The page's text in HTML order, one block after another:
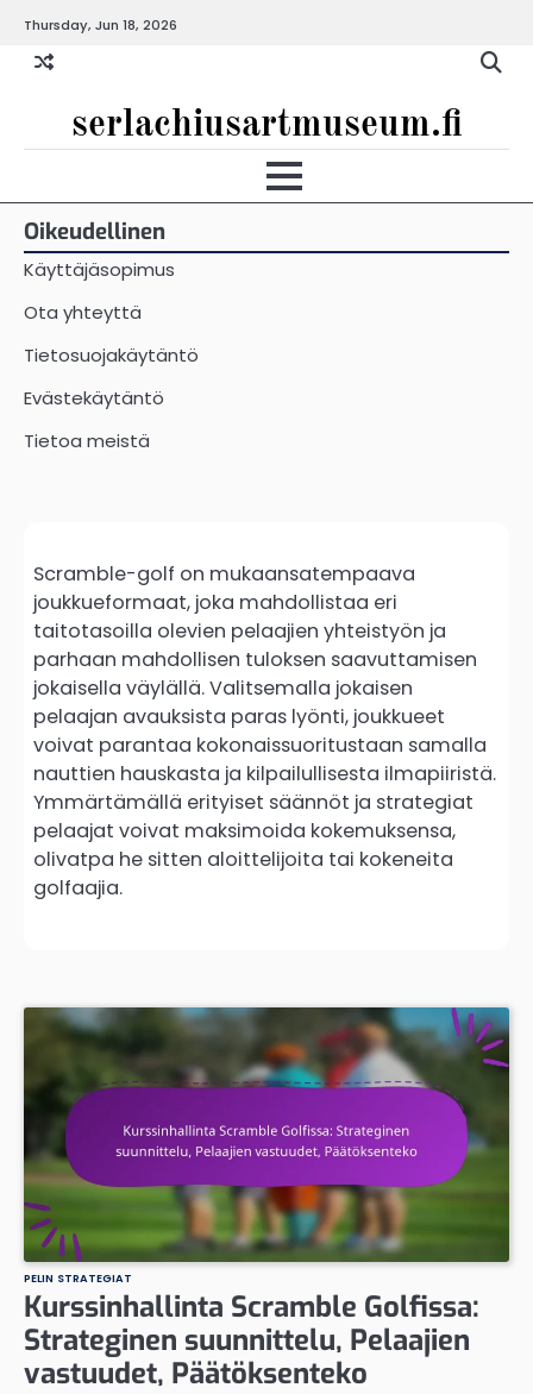
content
Thursday, Jun 18, 2026
serlachiusartmuseum.fi
Oikeudellinen
Käyttäjäsopimus
Ota yhteyttä
Tietosuojakäytäntö
Evästekäytäntö
Tietoa meistä
Scramble-golf on mukaansatempaava
joukkueformaat, joka mahdollistaa eri
taitotasoilla olevien pelaajien yhteistyön ja
parhaan mahdollisen tuloksen saavuttamisen
jokaisella väylällä. Valitsemalla jokaisen
pelaajan avauksista paras lyönti, joukkueet
voivat parantaa kokonaissuoritustaan samalla
nauttien hauskasta ja kilpailullisesta ilmapiiristä.
Ymmärtämällä erityiset säännöt ja strategiat
pelaajat voivat maksimoida kokemuksensa,
olivatpa he sitten aloittelijoita tai kokeneita
golfaajia.
PELIN STRATEGIAT
Kurssinhallinta Scramble Golfissa:
Strateginen suunnittelu, Pelaajien
vastuudet, Päätöksenteko